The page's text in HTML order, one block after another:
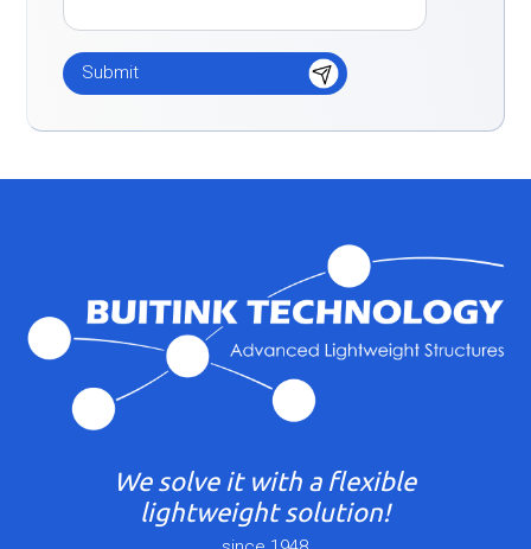
We solve it with a flexible
lightweight solution!